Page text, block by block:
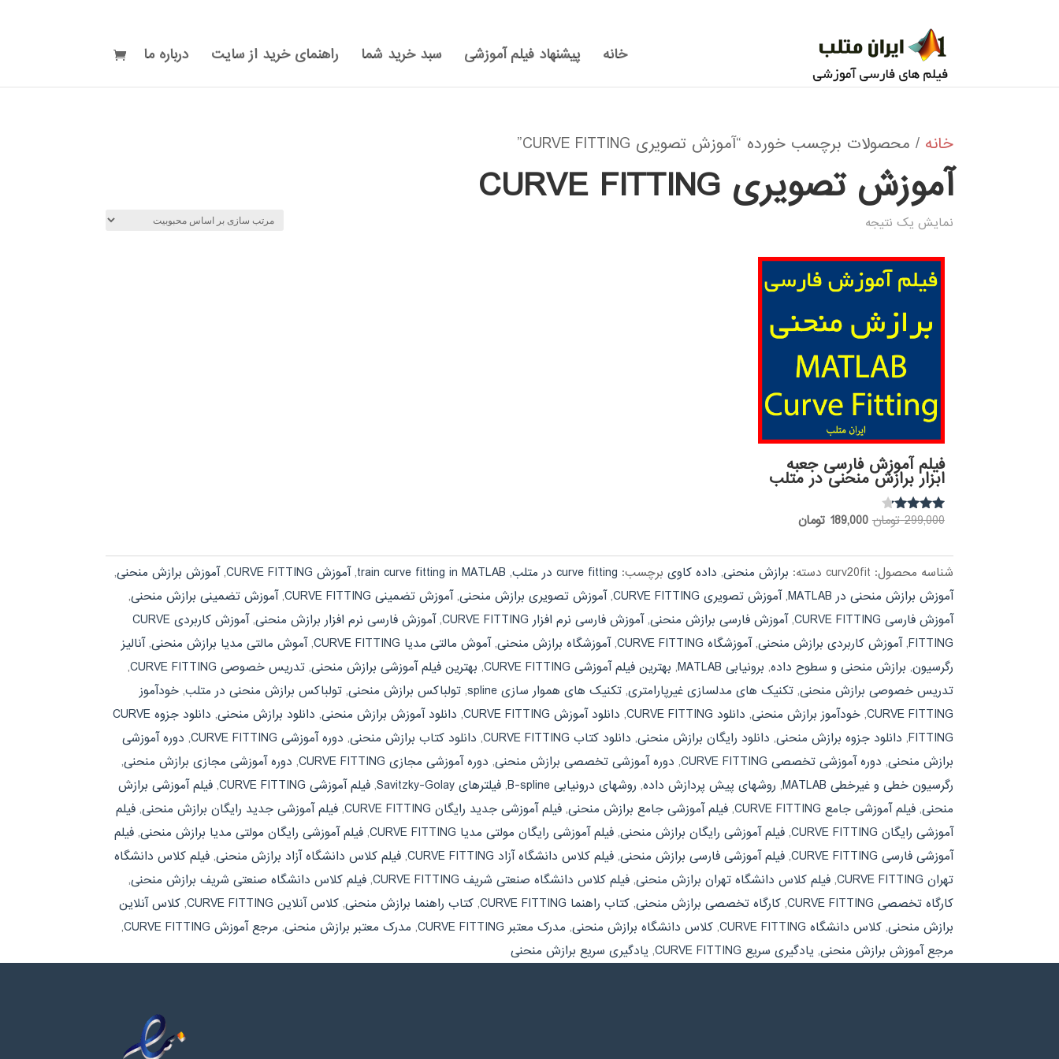
خانه پیشنهاد فیلم آموزشی سبد خرید شما راهنمای خرید از سایت درباره ما
خانه / محصولات برچسب خورده “آموزش تصویری CURVE FITTING”
آموزش تصویری CURVE FITTING
نمایش یک نتیجه
فیلم آموزش فارسی جعبه
ابزار برازش منحنی در متلب
نمره
299,000 تومان قیمت
299,000 تومان
بود.
189,000 تومان
189,000 تومان.
شناسه محصول: curv20fit دسته: برازش منحنی, داده کاوی برچسب: curve fitting در متلب ,
train curve fitting in MATLAB
,آموزش CURVE FITTING ,آموزش برازش منحنی,
آموزش برازش منحنی در MATLAB
,آموزش تصویری CURVE FITTING ,آموزش تصویری برازش منحنی,آموزش تضمینی CURVE FITTING ,آموزش تضمینی برازش منحنی,
آموزش فارسی CURVE FITTING
,آموزش فارسی برازش منحنی,آموزش فارسی نرم افزار CURVE FITTING ,آموزش فارسی نرم افزار برازش منحنی,
آموزش کاربردی CURVE
FITTING
,آموزش کاربردی برازش منحنی,آموزشگاه CURVE FITTING ,آموزشگاه برازش منحنی,آموش مالتی مدیا CURVE FITTING ,آموش مالتی مدیا برازش منحنی,آنالیز
رگرسیون, برازش منحنی و سطوح داده, برونیابی MATLAB , بهترین فیلم آموزشی CURVE FITTING , بهترین فیلم آموزشی برازش منحنی,تدریس خصوصی CURVE FITTING
,
تدریس خصوصی برازش منحنی,تکنیک های مدلسازی غیرپارامتری,تکنیک های هموار سازی spline ,تولباکس برازش منحنی,تولباکس برازش منحنی در متلب,خودآموز
CURVE FITTING
,خودآموز برازش منحنی, دانلود CURVE FITTING , دانلود آموزش CURVE FITTING , دانلود آموزش برازش منحنی, دانلود برازش منحنی,
دانلود جزوه CURVE
FITTING
, دانلود جزوه برازش منحنی, دانلود رایگان برازش منحنی, دانلود کتاب CURVE FITTING , دانلود کتاب برازش منحنی, دوره آموزشی CURVE FITTING , دوره آموزشی
برازش منحنی, دوره آموزشی تخصصی CURVE FITTING , دوره آموزشی تخصصی برازش منحنی, دوره آموزشی مجازی CURVE FITTING , دوره آموزشی مجازی برازش منحنی,
رگرسیون خطی و غیرخطی MATLAB
, روشهای پیش پردازش داده, روشهای درونیابی B-spline ,فیلترهای Savitzky-Golay ,فیلم آموزشی CURVE FITTING ,فیلم آموزشی برازش
منحنی,فیلم آموزشی جامع CURVE FITTING ,فیلم آموزشی جامع برازش منحنی,فیلم آموزشی جدید رایگان CURVE FITTING ,فیلم آموزشی جدید رایگان برازش منحنی,فیلم
آموزشی رایگان CURVE FITTING
,فیلم آموزشی رایگان برازش منحنی,فیلم آموزشی رایگان مولتی مدیا CURVE FITTING ,فیلم آموزشی رایگان مولتی مدیا برازش منحنی,فیلم
آموزشی فارسی CURVE FITTING
,فیلم آموزشی فارسی برازش منحنی,فیلم کلاس دانشگاه آزاد CURVE FITTING ,فیلم کلاس دانشگاه آزاد برازش منحنی,فیلم کلاس دانشگاه
تهران CURVE FITTING
,فیلم کلاس دانشگاه تهران برازش منحنی,فیلم کلاس دانشگاه صنعتی شریف CURVE FITTING ,فیلم کلاس دانشگاه صنعتی شریف برازش منحنی,
کارگاه تخصصی CURVE FITTING
,کارگاه تخصصی برازش منحنی,کتاب راهنما CURVE FITTING ,کتاب راهنما برازش منحنی,کلاس آنلاین CURVE FITTING ,کلاس آنلاین
برازش منحنی,کلاس دانشگاه CURVE FITTING ,کلاس دانشگاه برازش منحنی, مدرک معتبر CURVE FITTING , مدرک معتبر برازش منحنی, مرجع آموزش CURVE FITTING
,
مرجع آموزش برازش منحنی, یادگیری سریع CURVE FITTING , یادگیری سریع برازش منحنی